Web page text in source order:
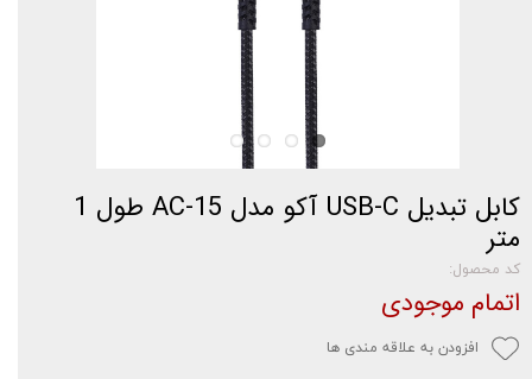
کابل تبدیل USB-C آکو مدل AC-15 طول 1
متر
کد محصول:
اتمام موجودی
افزودن به علاقه مندی ها